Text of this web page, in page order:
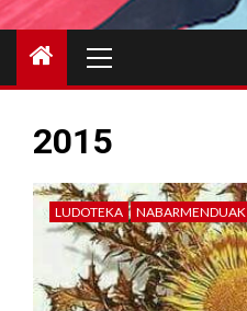
Menu
2015
LUDOTEKA NABARMENDUAK